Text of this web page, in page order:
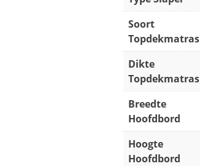
Soort
Topdekmatras
Dikte
Topdekmatras
Breedte
Hoofdbord
Hoogte
Hoofdbord